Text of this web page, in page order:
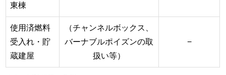
東棟
使用済燃料
受入れ・貯
蔵建屋
（チャンネルボックス、
バーナブルポイズンの取
扱い等）
−